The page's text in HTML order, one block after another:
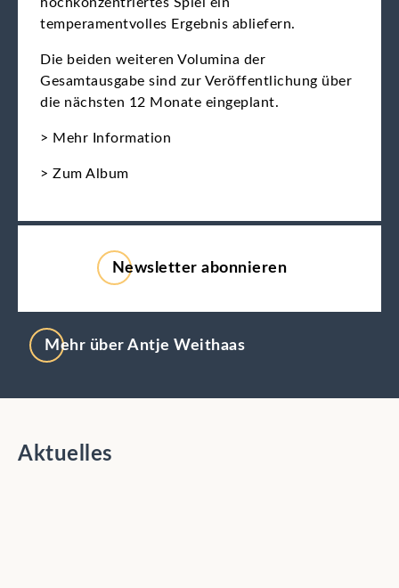
Mehr über Antje Weithaas
temperamentvolles Ergebnis abliefern.
Die beiden weiteren Volumina der
Gesamtausgabe sind zur Veröffentlichung über
die nächsten 12 Monate eingeplant.
> Mehr Information
> Zum Album
Newsletter abonnieren
Aktuelles